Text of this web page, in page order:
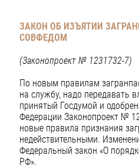
ЗАКОН ОБ ИЗЪЯТИИ
СОВФЕДОМ
(Законопроект № 1231732-7)
По новым правилам
на службу, надо передавать
принятый Госдумой и
Федерации Законопроект №
новые правила признания
недействительными.
Федеральный закон «О
РФ».